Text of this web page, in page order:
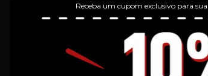
Receba um cupom exclusivo para
CONTATO
(19) 99303-3690
neves.records@gmail.com
Av Giaconda Cibin, 108 - Jardim